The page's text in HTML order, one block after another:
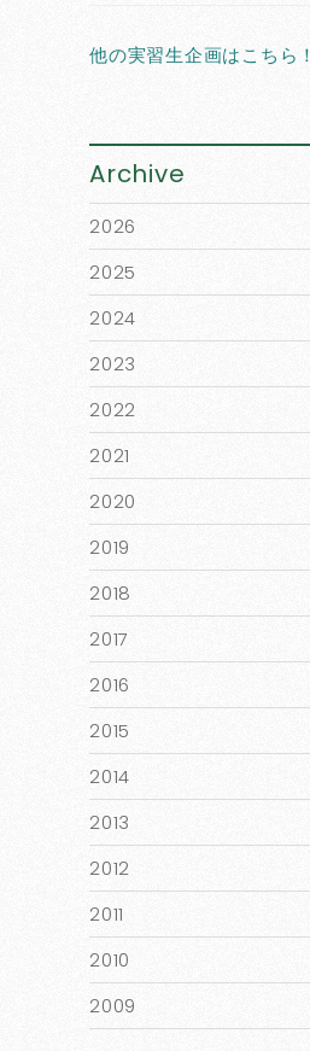
他の実習生企画はこちら！
Archive
2026
2025
2024
2023
2022
2021
2020
2019
2018
2017
2016
2015
2014
2013
2012
2011
2010
2009